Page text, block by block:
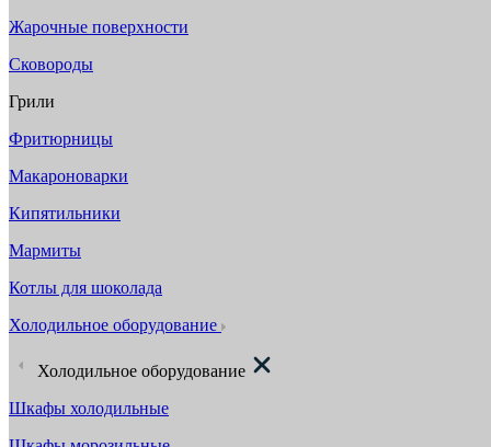
Жарочные поверхности
Сковороды
Грили
Фритюрницы
Макароноварки
Кипятильники
Мармиты
Котлы для шоколада
Холодильное оборудование
Холодильное оборудование
Шкафы холодильные